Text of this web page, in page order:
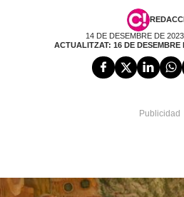
14 DE DESEMBRE DE
ACTUALITZAT: 16 DE DESEMBRE